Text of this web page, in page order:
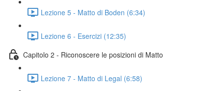
Lezione 5 - Matto di Boden (6:34)
Lezione 6 - Esercizi (12:35)
Capitolo 2 - Riconoscere le posizioni di Matto
Lezione 7 - Matto di Legal (6:58)